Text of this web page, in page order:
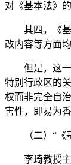
对《基本法》
其四，《基本
改内容等方面
但是，这一
特别行政区的
权而非完全自
害性，即易为
（二）“《基
李琦教授主张